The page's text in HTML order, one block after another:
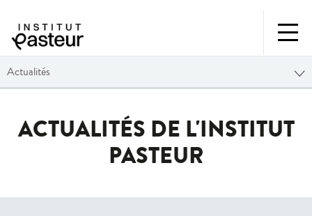
Actualités
ACTUALITÉS DE L'INSTITUT
PASTEUR